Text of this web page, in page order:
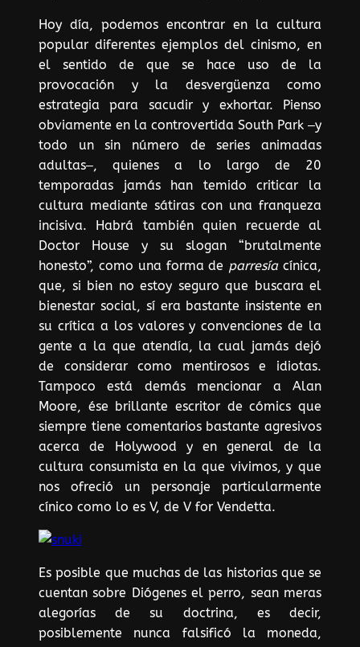
Hoy día, podemos encontrar en la cultura
popular diferentes ejemplos del cinismo, en
el sentido de que se hace uso de la
provocación y la desvergüenza como
estrategia para sacudir y exhortar. Pienso
obviamente en la controvertida South Park ‒y
todo un sin número de series animadas
adultas‒, quienes a lo largo de 20
temporadas jamás han temido criticar la
cultura mediante sátiras con una franqueza
incisiva. Habrá también quien recuerde al
Doctor House y su slogan “brutalmente
honesto”, como una forma de parresíacínica,
que, si bien no estoy seguro que buscara el
bienestar social, sí era bastante insistente en
su crítica a los valores y convenciones de la
gente a la que atendía, la cual jamás dejó
de considerar como mentirosos e idiotas.
Tampoco está demás mencionar a Alan
Moore, ése brillante escritor de cómics que
siempre tiene comentarios bastante agresivos
acerca de Holywood y en general de la
cultura consumista en la que vivimos, y que
nos ofreció un personaje particularmente
cínico como lo es V, de V for Vendetta.
Es posible que muchas de las historias que se
cuentan sobre Diógenes el perro, sean meras
alegorías de su doctrina, es decir,
posiblemente nunca falsificó la moneda,